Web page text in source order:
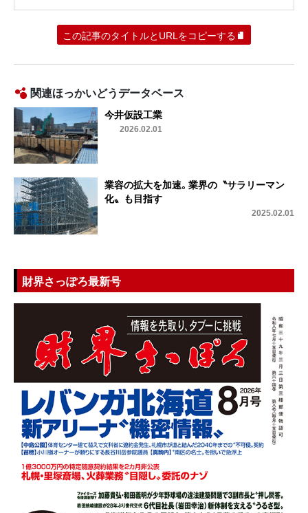
この記事のタイトルとURLをコピーする
関連ほっかいどうデータベース
今井仮設工業
2026.02.01
業容の拡大を加速。業界の〝サラリーマン
化〟も目指す
2025.02.01
財界さっぽろ最新号